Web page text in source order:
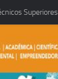
Superiores